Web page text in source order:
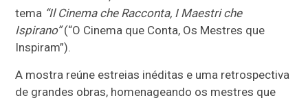
tema “Il Cinema che Racconta, I Maestri che
Ispirano”(“O Cinema que Conta, Os Mestres que
Inspiram”).
A mostra reúne estreias inéditas e uma retrospectiva
de grandes obras, homenageando os mestres que